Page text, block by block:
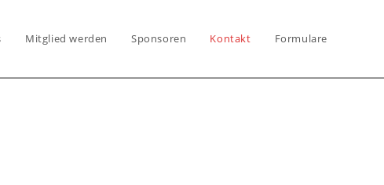
Mitglied werden Sponsoren Kontakt Formulare